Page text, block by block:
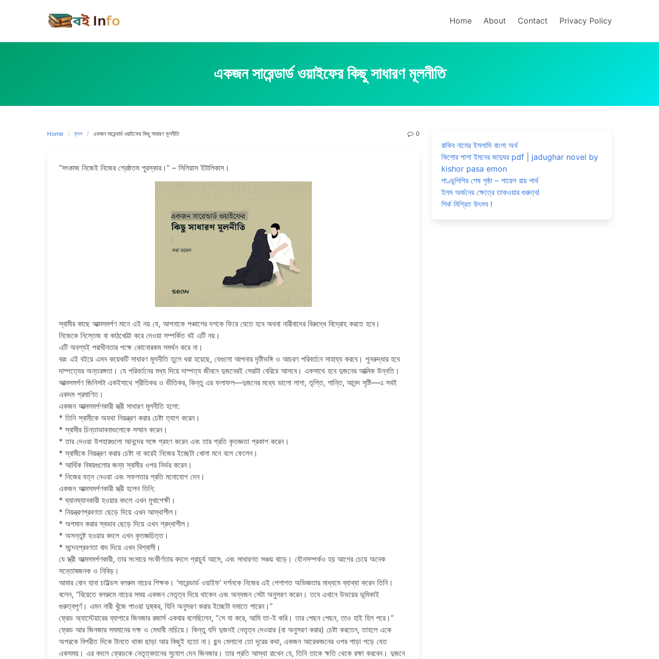
Home About Contact Privacy Policy
একজন সারেন্ডার্ড ওয়াইফের কিছু সাধারণ মূলনীতি
Home ব্লগ একজন সারেন্ডার্ড ওয়াইফের কিছু সাধারণ মূলনীতি 0
“সৎকাজ নিজেই নিজের শ্রেষ্ঠতম পুরস্কার।” – সিলিয়াস ইটালিকাস।
স্বামীর কাছে আত্মসমর্পণ মানে এই নয় যে, আপনাকে পঞ্চাশের দশকে ফিরে যেতে হবে অথবা নারীবাদের বিরুদ্ধে বিদ্রোহ করতে হবে।
নিজেকে নিস্তেজ বা কাঠখোট্টা করে দেওয়া সম্পর্কিত বই এটি নয়।
এটি অবশ্যই পরাধীনতার পক্ষে কোনোরকম সমর্থন করে না।
বরং এই বইয়ে এমন কয়েকটি সাধারণ মূলনীতি তুলে ধরা হয়েছে, যেগুলো আপনার দৃষ্টিভঙ্গি ও আচরণ পরিবর্তনে সাহায্য করবে। পুনরুদ্ধার হবে
দাম্পত্যের অন্তরঙ্গতা। যে পরিবর্তনের মধ্য দিয়ে দাম্পত্য জীবনে দুজনেরই সেরাটা বেরিয়ে আসবে। একসাথে হবে দুজনের আত্মিক উন্নতি।
আত্মসমর্পণ জিনিসটা একইসাথে প্রীতিকর ও ভীতিকর, কিন্তু এর ফলাফল—দুজনের মধ্যে ভালো লাগা, তৃপ্তি, শান্তি, আনন্দ সৃষ্টি—এ সবই
একদম প্রমাণিত।
একজন আত্মসমর্পণকারী স্ত্রী সাধারণ মূলনীতি হলো:
* তিনি স্বামীকে অযথা নিয়ন্ত্রণ করার চেষ্টা ত্যাগ করেন।
* স্বামীর চিন্তাভাবনাগুলোকে সম্মান করেন।
* তার দেওয়া উপহারগুলো আনন্দের সঙ্গে গ্রহণ করেন এবং তার প্রতি কৃতজ্ঞতা প্রকাশ করেন।
* স্বামীকে নিয়ন্ত্রণ করার চেষ্টা না করেই নিজের ইচ্ছেটা খোলা মনে বলে ফেলেন।
* আর্থিক বিষয়গুলোর জন্য স্বামীর ওপর নির্ভর করেন।
* নিজের যত্ন নেওয়া এবং সফলতার প্রতি মনোযোগ দেন।
একজন আত্মসমর্পণকারী স্ত্রী হলেন তিনি:
* ঘ্যানঘ্যানকারী হওয়ার বদলে এখন মুখাপেক্ষী।
* নিয়ন্ত্রণপ্রবণতা ছেড়ে দিয়ে এখন আস্থাশীল।
* অপমান করার স্বভাব ছেড়ে দিয়ে এখন শ্রদ্ধাশীল।
* অসন্তুষ্ট হওয়ার বদলে এখন কৃতজ্ঞচিত্ত।
* সন্দেহপ্রবণতা বাদ দিয়ে এখন বিশ্বাসী।
যে স্ত্রী আত্মসমর্পণকারী, তার সংসারে সংকীর্ণতার বদলে প্রাচুর্য আসে, এবং সাধারণত সঞ্চয় বাড়ে। যৌনসম্পর্কও হয় আগের চেয়ে অনেক
সন্তোষজনক ও নিবিড়।
আমার বোন হানা চাইল্ডস বলরুম নাচের শিক্ষক। ‘সারেন্ডার্ড ওয়াইফ’ দর্শনকে নিজের এই পেশাগত অভিজ্ঞতার মাধ্যমে ব্যাখ্যা করেন তিনি।
বলেন, “বিয়েতে বলরুমে নাচের সময় একজন নেতৃত্ব দিয়ে থাকেন এবং অন্যজন সেটা অনুসরণ করেন। তবে এখানে উভয়ের ভূমিকাই
গুরুত্বপূর্ণ। এমন নারী খুঁজে পাওয়া দুষ্কর, যিনি অনুসরণ করার ইচ্ছেটা দমাতে পারেন।”
ফ্রেড অ্যাস্টেয়ারের ব্যাপারে জিনজার রজার্স একবার বলেছিলেন, “সে যা করে, আমি তা-ই করি। তার পেছন পেছন, তাও হাই হিল পরে।”
ফ্রেড আর জিনজার সমমানের দক্ষ ও মেধাবী নাচিয়ে। কিন্তু যদি দুজনই নেতৃত্ব দেওয়ার (বা অনুসরণ করার) চেষ্টা করতেন, তাহলে একে
অপরকে বিপরীত দিকে টানতে থাকা ছাড়া আর কিছুই হতো না। ছন্দ মেলানো তো দূরের কথা, একজন আরেকজনের ওপর পাড়া পড়ে যেত
একসময়। এর বদলে ফ্রেডকে নেতৃত্বদানের সুযোগ দেন জিনজার। তার প্রতি আস্থা রাখেন যে, তিনি তাকে ক্ষতি থেকে রক্ষা করবেন। দুজনে
রাকিব নামের ইসলামি বাংলা অর্থ
কিশোর পাশা ইমনের জাদুঘর pdf | jadughar novel by
kishor pasa emon
পাণ্ডুলিপির শেষ পৃষ্ঠা – পায়েল রায় পার্থ
ইলম অর্জনের ক্ষেত্রে তাকওয়ার গুরুত্ব!
শির্ক মিশ্রিত উৎসব !